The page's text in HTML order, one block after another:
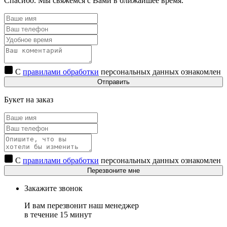
С правилами обработки персональных данных ознакомлен
Отправить
Букет на заказ
С правилами обработки персональных данных ознакомлен
Перезвоните мне
Закажите звонок
И вам перезвонит наш менеджер
в течение 15 минут